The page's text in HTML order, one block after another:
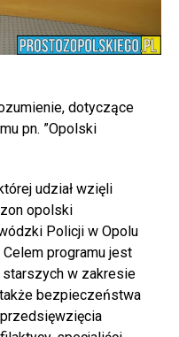
dotyczące
pn. ”Opolski
udział wzięli
opolski
Policji w Opolu
programu jest
w zakresie
bezpieczeństwa